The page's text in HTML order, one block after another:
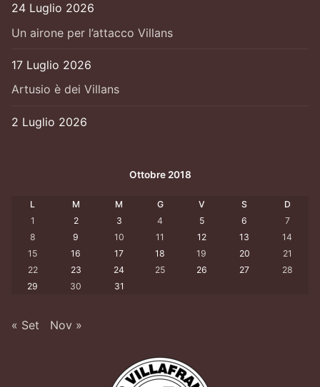
24 Luglio 2026
Un airone per l’attacco Villans
17 Luglio 2026
Artusio è dei Villans
2 Luglio 2026
Ottobre 2018
L M M G V S
D
1
2 3 4 5 6
7
8
9 10 11 12 13
14
15
16 17 18 19 20
21
22
23 24 25 26 27
28
29
30 31
« Set Nov »